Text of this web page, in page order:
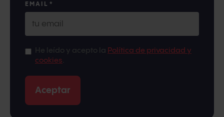
EMAIL *
Política de privacidad y
cookies